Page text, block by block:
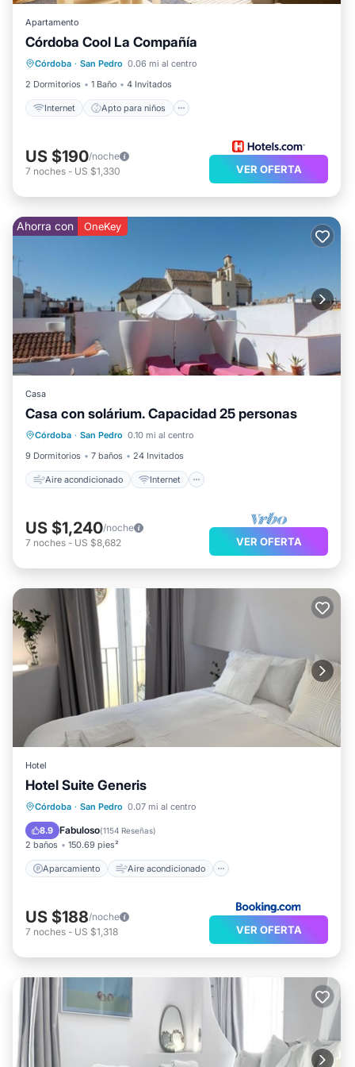
Apartamento
Córdoba Cool La Compañía
Córdoba · San Pedro 0.06 mi al centro
2 Dormitorios
1 Baño 4 Invitados
Internet Apto para niños
Internet Apto para niños
Ropa de cama
US $190/noche
7 noches - US $1,330 VER OFERTA
Ahorra con OneKey
Casa
Casa con solárium. Capacidad 25 personas
Córdoba · San Pedro 0.10 mi al centro
9 Dormitorios
7 baños 24 Invitados
Aire acondicionado Internet
Aire acondicionado
Internet
Apto para niños
Lavandería
US $1,240/noche
7 noches - US $8,682 VER OFERTA
Hotel
Hotel Suite Generis
Córdoba · San Pedro 0.07 mi al centro
8.9 Fabuloso(1154 Reseñas)
2 baños 150.69 pies²
Aparcamiento Aire acondicionado
Aparcamiento
Aire acondicionado
Internet
Apto para niños
US $188/noche
7 noches - US $1,318 VER OFERTA